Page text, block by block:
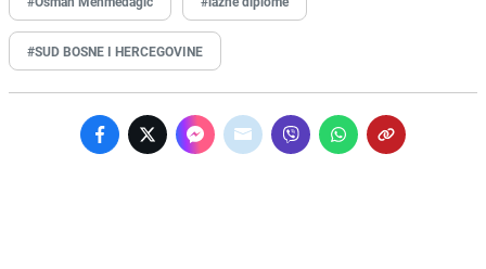
#SUD BOSNE I HERCEGOVINE